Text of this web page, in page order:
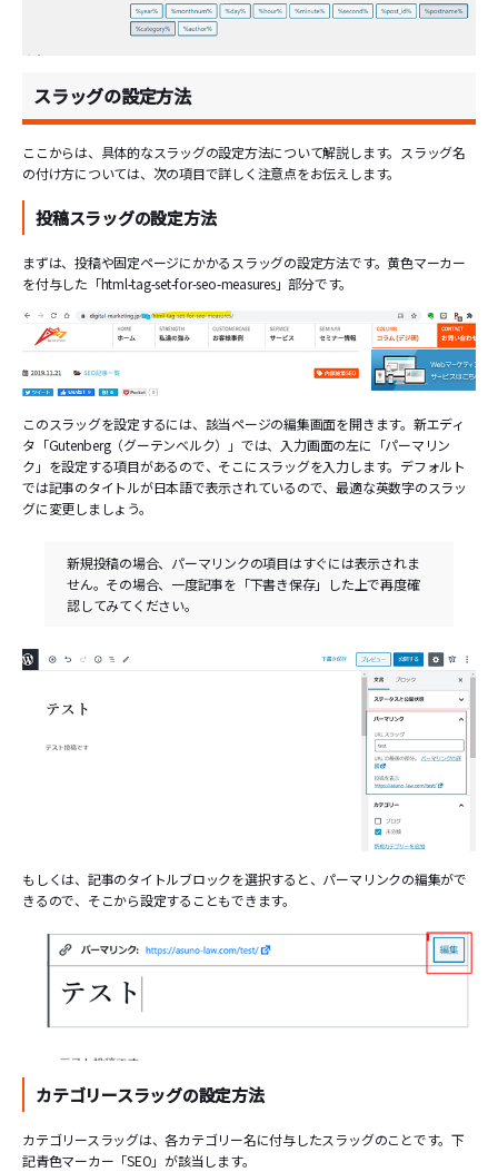
スラッグの設定方法
ここからは、具体的なスラッグの設定方法について解説します。スラッグ名
の付け方については、次の項目で詳しく注意点をお伝えします。
投稿スラッグの設定方法
まずは、投稿や固定ページにかかるスラッグの設定方法です。黄色マーカー
を付与した「html-tag-set-for-seo-measures」部分です。
このスラッグを設定するには、該当ページの編集画面を開きます。新エディ
タ「Gutenberg（グーテンベルク）」では、入力画面の左に「パーマリン
ク」を設定する項目があるので、そこにスラッグを入力します。デフォルト
では記事のタイトルが日本語で表示されているので、最適な英数字のスラッ
グに変更しましょう。
新規投稿の場合、パーマリンクの項目はすぐには表示されま
せん。その場合、一度記事を「下書き保存」した上で再度確
認してみてください。
もしくは、記事のタイトルブロックを選択すると、パーマリンクの編集がで
きるので、そこから設定することもできます。
カテゴリースラッグの設定方法
カテゴリースラッグは、各カテゴリー名に付与したスラッグのことです。下
記青色マーカー「SEO」が該当します。